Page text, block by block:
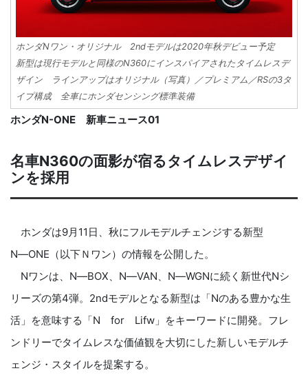
ホンダNワン・オリジナル 2ndモデルは2020年秋デビュー予定
新型は現行モデルと同様のN360にインスパイアされたタイムレスデ
ザイン ラインアップはオリジナル（写真）／プレミアム／RSの3タ
イプ構成 全車にホンダセンシング標準装備
ホンダN-ONE 新車ニュース01
名車N360の面影が宿るタイムレスデザイ
ンを採用
ホンダは9月11日、秋にフルモデルチェンジする新型
N―ONE（以下Ｎワン）の情報を公開した。
Nワンは、N―BOX、N―VAN、N―WGNに続く新世代Nシ
リーズの第4弾。2ndモデルとなる新型は「Nのある豊かな生
活」を意味する「N for Lifw」をキーワードに開発。フレ
ンドリーでタイムレスな価値観を大切にした新しいモデルチ
ェンジ・スタイルを提案する。